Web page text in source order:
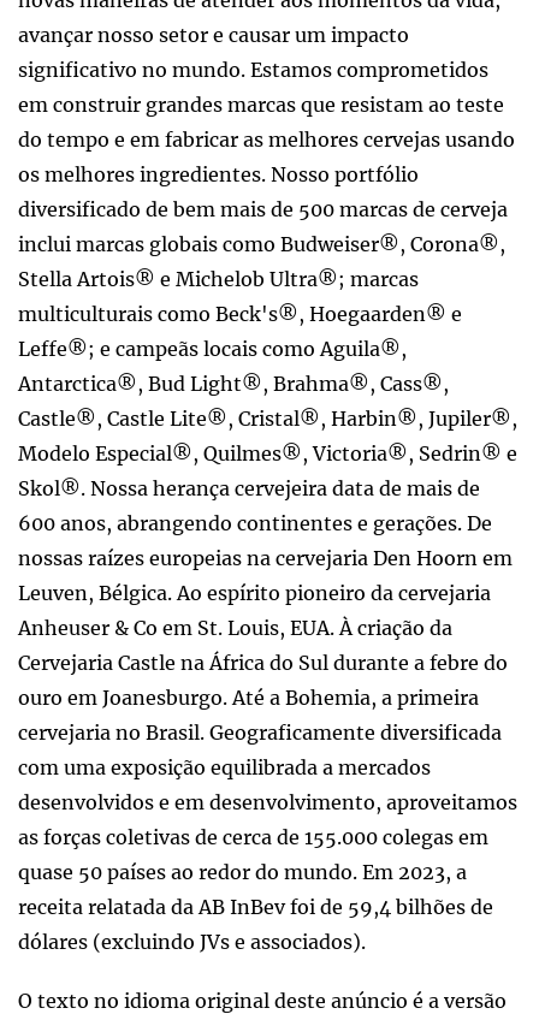
avançar nosso setor e causar um impacto
significativo no mundo. Estamos comprometidos
em construir grandes marcas que resistam ao teste
do tempo e em fabricar as melhores cervejas usando
os melhores ingredientes. Nosso portfólio
diversificado de bem mais de 500 marcas de cerveja
inclui marcas globais como Budweiser®, Corona®,
Stella Artois® e Michelob Ultra®; marcas
multiculturais como Beck's®, Hoegaarden® e
Leffe®; e campeãs locais como Aguila®,
Antarctica®, Bud Light®, Brahma®, Cass®,
Castle®, Castle Lite®, Cristal®, Harbin®, Jupiler®,
Modelo Especial®, Quilmes®, Victoria®, Sedrin® e
Skol®. Nossa herança cervejeira data de mais de
600 anos, abrangendo continentes e gerações. De
nossas raízes europeias na cervejaria Den Hoorn em
Leuven, Bélgica. Ao espírito pioneiro da cervejaria
Anheuser & Co em St. Louis, EUA. À criação da
Cervejaria Castle na África do Sul durante a febre do
ouro em Joanesburgo. Até a Bohemia, a primeira
cervejaria no Brasil. Geograficamente diversificada
com uma exposição equilibrada a mercados
desenvolvidos e em desenvolvimento, aproveitamos
as forças coletivas de cerca de 155.000 colegas em
quase 50 países ao redor do mundo. Em 2023, a
receita relatada da AB InBev foi de 59,4 bilhões de
dólares (excluindo JVs e associados).
O texto no idioma original deste anúncio é a versão